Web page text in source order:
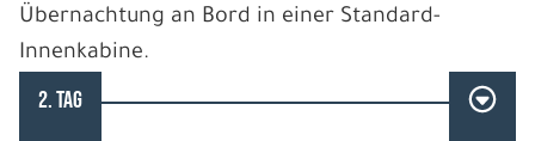
Übernachtung an Bord in einer Standard-
Innenkabine.
2. TAG